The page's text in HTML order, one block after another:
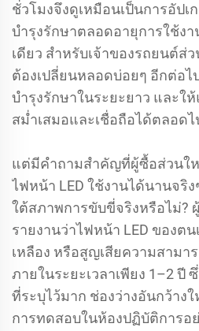
ชั่วโมงจึงดูเหมือนเป็นการอัป
บำรุงรักษาตลอดอายุการใช้ง
เดียว สำหรับเจ้าของรถยนต์ส่
ต้องเปลี่ยนหลอดบ่อยๆ อีกต่อไ
บำรุงรักษาในระยะยาว และใ
สม่ำเสมอและเชื่อถือได้ตลอดไ
แต่มีคำถามสำคัญที่ผู้ซื้อส่วนใ
ไฟหน้า LED ใช้งานได้นานจริง
ใต้สภาพการขับขี่จริงหรือไม่?
รายงานว่าไฟหน้า LED ของต
เหลือง หรือสูญเสียความสามา
ภายในระยะเวลาเพียง 1–2 ปี
ที่ระบุไว้มาก ช่องว่างอันกว้าง
การทดสอบในห้องปฏิบัติการอ